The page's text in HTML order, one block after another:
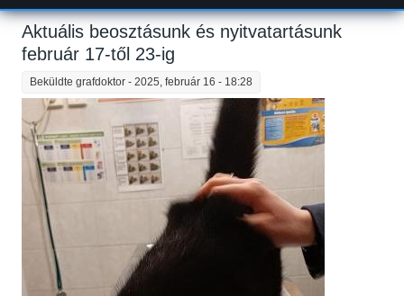
Aktuális beosztásunk és nyitvatartásunk
február 17-től 23-ig
Beküldtegrafdoktor - 2025, február 16 - 18:28